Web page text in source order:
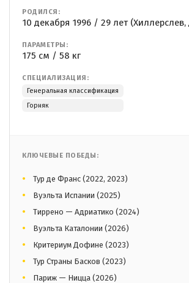
РОДИЛСЯ:
10 декабря 1996 / 29 лет
ПАРАМЕТРЫ:
175 см / 58 кг
СПЕЦИАЛИЗАЦИЯ:
Генеральная классификация
Горняк
КЛЮЧЕВЫЕ ПОБЕДЫ:
Тур де Франс (2022, 2023)
Вуэльта Испании (2025)
Тиррено — Адриатико (2024)
Вуэльта Каталонии (2026)
Критериум Дофине (2023)
Тур Страны Басков (2023)
Париж — Ницца (2026)